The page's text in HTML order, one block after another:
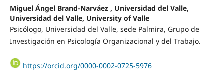
Miguel Ángel Brand-Narváez , Universidad del Valle,
Universidad del Valle, University of Valle
Psicólogo, Universidad del Valle, sede Palmira, Grupo de
Investigación en Psicología Organizacional y del Trabajo.
https://orcid.org/0000-0002-0725-5976